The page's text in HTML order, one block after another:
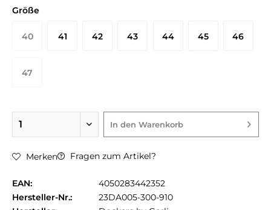
Größe
40 41 42 43 44 45 46
47
In den Warenkorb
Merken Fragen zum Artikel?
EAN:
4050283442352
Hersteller-Nr.:
23DA005-300-910